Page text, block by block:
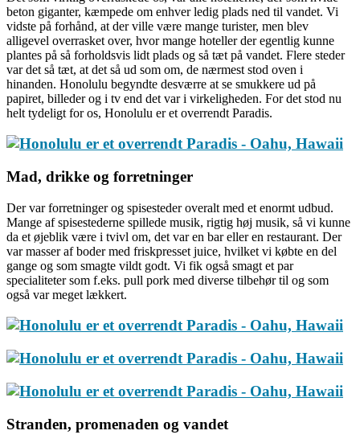
beton giganter, kæmpede om enhver ledig plads ned til vandet. Vi
vidste på forhånd, at der ville være mange turister, men blev
alligevel overrasket over, hvor mange hoteller der egentlig kunne
plantes på så forholdsvis lidt plads og så tæt på vandet. Flere steder
var det så tæt, at det så ud som om, de nærmest stod oven i
hinanden. Honolulu begyndte desværre at se smukkere ud på
papiret, billeder og i tv end det var i virkeligheden. For det stod nu
helt tydeligt for os, Honolulu er et overrendt Paradis.
Mad, drikke og forretninger
Der var forretninger og spisesteder overalt med et enormt udbud.
Mange af spisestederne spillede musik, rigtig høj musik, så vi kunne
da et øjeblik være i tvivl om, det var en bar eller en restaurant. Der
var masser af boder med friskpresset juice, hvilket vi købte en del
gange og som smagte vildt godt. Vi fik også smagt et par
specialiteter som f.eks. pull pork med diverse tilbehør til og som
også var meget lækkert.
Stranden, promenaden og vandet